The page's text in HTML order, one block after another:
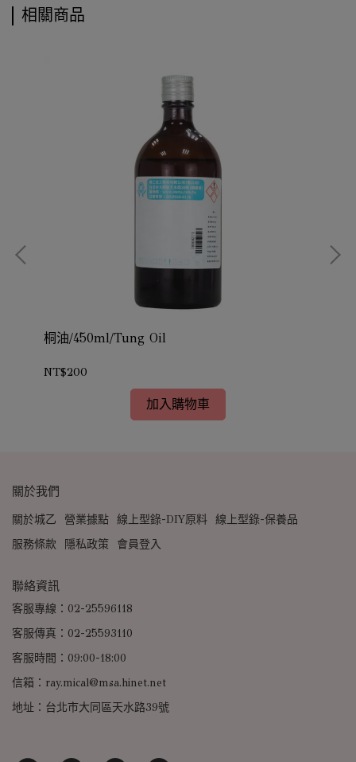
相關商品
桐油/450ml/Tung Oil
NT$200
加入購物車
關於我們
關於城乙 營業據點 線上型錄-DIY原料 線上型錄-保養品
服務條款
隱私政策 會員登入
聯絡資訊
客服專線：02-25596118
客服傳真：02-25593110
客服時間：09:00-18:00
信箱：ray.mical@msa.hinet.net
地址：台北市大同區天水路39號